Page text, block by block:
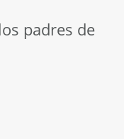
padres de